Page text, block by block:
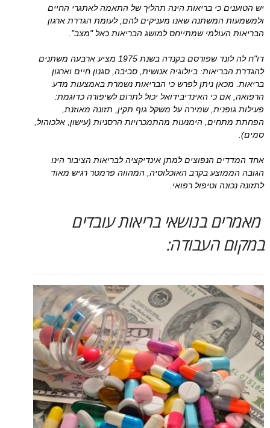
יש הטוענים כי בריאות הינה תהליך של התאמה לאתגרי החיים
ולמשמעות המשתנה שאנו מעניקים להם, לעומת הגדרת ארגון
הבריאות העולמי שמתייחס למושג הבריאות כאל "מצב".
דו"ח לה לונד שפורסם בקנדה בשנת 1975 מציע ארבעה משתנים
להגדרת הבריאות: ביולוגיה אנושית, סביבה, סגנון חיים וארגון
בריאות. מכאן ניתן לפרש כי הבריאות נשמרת באמצעות מדע
הרפואה, אם כי האינדיבידואל יכול לתרום לשיפורה כדוגמת:
פעילות גופנית, שמירה על משקל גוף תקין, תזונה מאוזנת,
הפחתת מתחים, הימנעות מהתמכרויות הרסניות (עישון, אלכוהול,
סמים).
אחד המדדים הנפוצים למתן אינדיקציה לבריאות הציבור הינו
הגובה הממוצע בקרב האוכלוסיה, המהווה פרמטר רגיש מאוד
לתזונה נכונה וטיפול רפואי.
מאמרים בנושאי בריאות עובדים
במקום העבודה: